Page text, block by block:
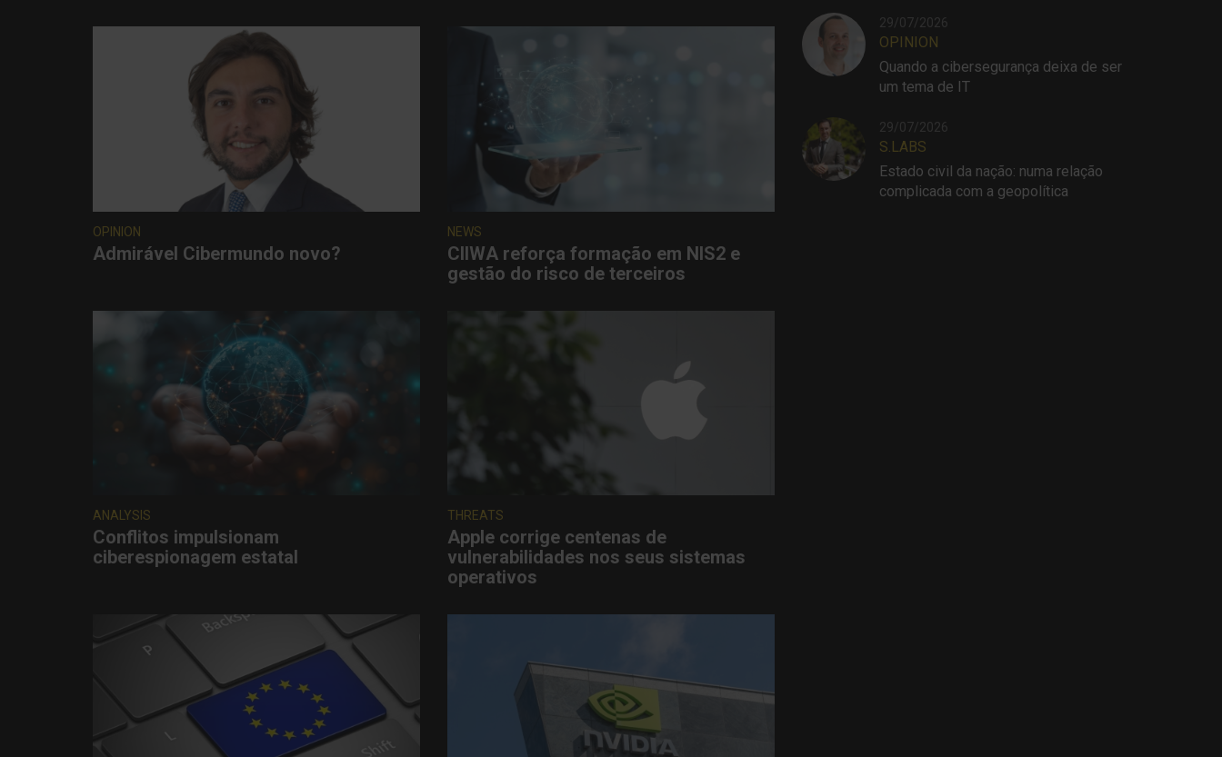
OPINION
Admirável Cibermundo novo?
NEWS
CIIWA reforça formação em NIS2 e
gestão do risco de terceiros
ANALYSIS
Conflitos impulsionam
ciberespionagem estatal
THREATS
Apple corrige centenas de
vulnerabilidades nos seus sistemas
operativos
29/07/2026
OPINION
Quando a cibersegurança deixa de ser
um tema de IT
29/07/2026
S.LABS
Estado civil da nação: numa relação
complicada com a geopolítica